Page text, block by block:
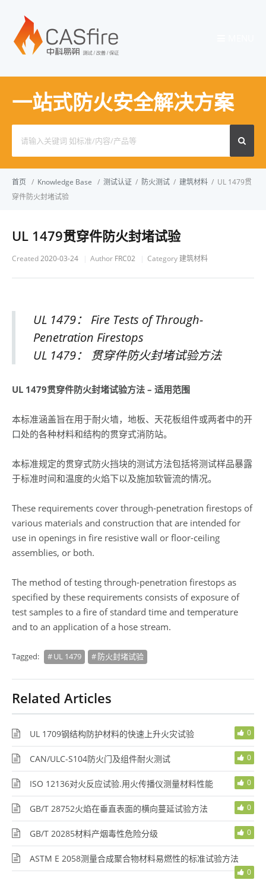
一站式防火安全解决方案
for:
首页 / Knowledge Base / 测试认证 / 防火测试 / 建筑材料 / UL 1479贯
穿件防火封堵试验
UL 1479贯穿件防火封堵试验
Created2020-03-24 Author FRC02 Category 建筑材料
UL 1479： Fire Tests of Through-
Penetration Firestops
UL 1479： 贯穿件防火封堵试验方法
UL 1479贯穿件防火封堵试验方法 – 适用范围
本标准涵盖旨在用于耐火墙，地板、天花板组件或两者中的开
口处的各种材料和结构的贯穿式消防站。
本标准规定的贯穿式防火挡块的测试方法包括将测试样品暴露
于标准时间和温度的火焰下以及施加软管流的情况。
These requirements cover through-penetration firestops of
various materials and construction that are intended for
use in openings in fire resistive wall or floor-ceiling
assemblies, or both.
The method of testing through-penetration firestops as
specified by these requirements consists of exposure of
test samples to a fire of standard time and temperature
and to an application of a hose stream.
Tagged: UL 1479 防火封堵试验
Related Articles
UL 1709钢结构防护材料的快速上升火灾试验 0
CAN/ULC-S104防火门及组件耐火测试 0
ISO 12136对火反应试验.用火传播仪测量材料性能 0
GB/T 28752火焰在垂直表面的横向蔓延试验方法 0
GB/T 20285材料产烟毒性危险分级 0
ASTM E 2058测量合成聚合物材料易燃性的标准试验方法
0